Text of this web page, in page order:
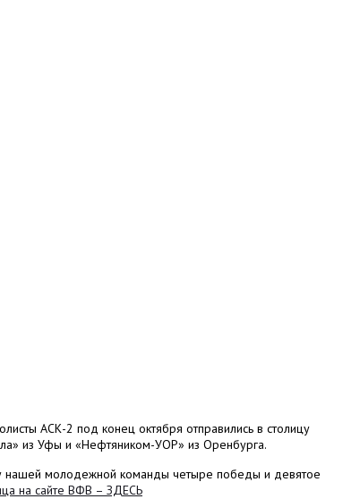
АСК-2 под конец октября отправились в столицу
из Уфы и «Нефтяником-УОР» из Оренбурга.
нашей молодежной команды четыре победы и девятое
на сайте ВФВ – ЗДЕСЬ